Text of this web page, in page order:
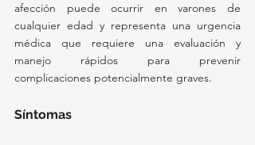
afección puede ocurrir en varones de
cualquier edad y representa una urgencia
médica que requiere una evaluación y
manejo rápidos para prevenir
complicaciones potencialmente graves.
Síntomas